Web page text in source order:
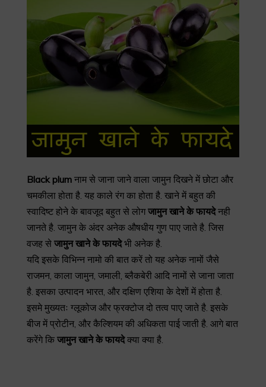
Black plum नाम से जाना जाने वाला जामुन दिखने में छोटा और
चमकीला होता है. यह काले रंग का होता है. खाने में बहुत की
स्वादिष्ट होने के बावजूद बहुत से लोगजामुन खाने के फायदेनही
जानते है. जामुन के अंदर अनेक औषधीय गुण पाए जाते है. जिस
वजह से जामुन खाने के फायदेभी अनेक है.
यदि इसके विभिन्न नामो की बात करें तो यह अनेक नामों जैसे
राजमन, काला जामुन, जमाली, ब्लैकबेरी आदि नामों से जाना जाता
है. इसका उत्पादन भारत, और दक्षिण एशिया के देशों में होता है.
इसमे मुख्यतः ग्लूकोज और फ्रक्टोज दो तत्व पाए जाते है. इसके
बीज में प्रोटीन, और कैल्शियम की अधिकता पाई जाती है. आगे बात
करेंगे कि जामुन खाने के फायदेक्या क्या है.